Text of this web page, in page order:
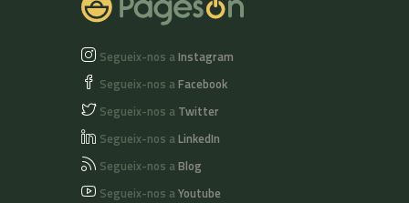
Segueix-nos aInstagram
Segueix-nos aFacebook
Segueix-nos a Twitter
Segueix-nos aLinkedIn
Segueix-nos aBlog
Segueix-nos aYoutube